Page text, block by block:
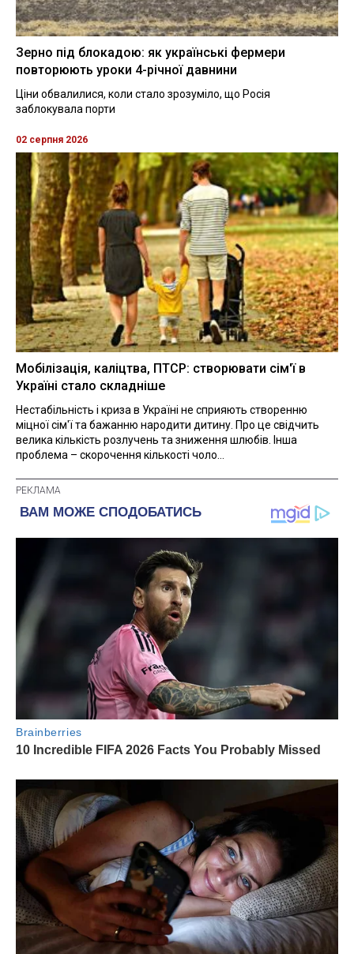
Зерно під блокадою: як українські фермери
повторюють уроки 4-річної давнини
Ціни обвалилися, коли стало зрозуміло, що Росія
заблокувала порти
02 серпня 2026
Мобілізація, каліцтва, ПТСР: створювати сім'ї в
Україні стало складніше
Нестабільність і криза в Україні не сприяють створенню
міцної сім'ї та бажанню народити дитину. Про це свідчить
велика кількість розлучень та зниження шлюбів. Інша
проблема – скорочення кількості чоло...